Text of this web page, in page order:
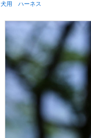
犬用 ハーネス